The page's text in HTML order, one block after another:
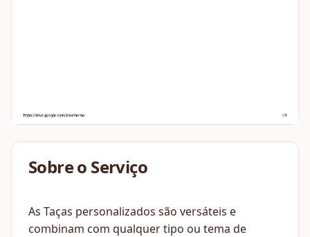
Sobre o Serviço
As Taças personalizados são versáteis e
combinam com qualquer tipo ou tema de